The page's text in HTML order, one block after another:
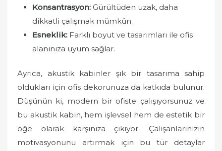
Konsantrasyon: Gürültüden uzak, daha
dikkatli çalışmak mümkün.
Esneklik: Farklı boyut ve tasarımları ile ofis
alanınıza uyum sağlar.
Ayrıca, akustik kabinler şık bir tasarıma sahip
oldukları için ofis dekorunuza da katkıda bulunur.
Düşünün ki, modern bir ofiste çalışıyorsunuz ve
bu akustik kabin, hem işlevsel hem de estetik bir
öğe olarak karşınıza çıkıyor. Çalışanlarınızın
motivasyonunu artırmak için bu tür detaylar